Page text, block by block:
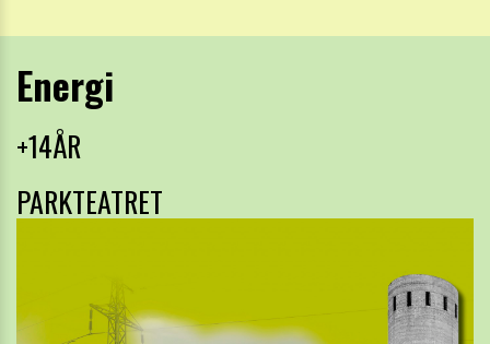
Energi
+14ÅR
PARKTEATRET